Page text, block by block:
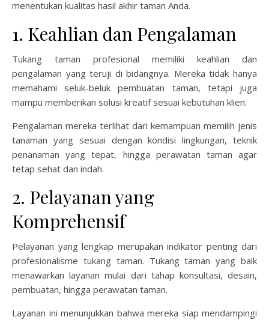
menentukan kualitas hasil akhir taman Anda.
1. Keahlian dan Pengalaman
Tukang taman profesional memiliki keahlian dan
pengalaman yang teruji di bidangnya. Mereka tidak hanya
memahami seluk-beluk pembuatan taman, tetapi juga
mampu memberikan solusi kreatif sesuai kebutuhan klien.
Pengalaman mereka terlihat dari kemampuan memilih jenis
tanaman yang sesuai dengan kondisi lingkungan, teknik
penanaman yang tepat, hingga perawatan taman agar
tetap sehat dan indah.
2. Pelayanan yang
Komprehensif
Pelayanan yang lengkap merupakan indikator penting dari
profesionalisme tukang taman. Tukang taman yang baik
menawarkan layanan mulai dari tahap konsultasi, desain,
pembuatan, hingga perawatan taman.
Layanan ini menunjukkan bahwa mereka siap mendampingi